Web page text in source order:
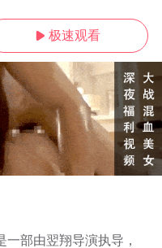
 极速观看
部由翌翔导演执导，